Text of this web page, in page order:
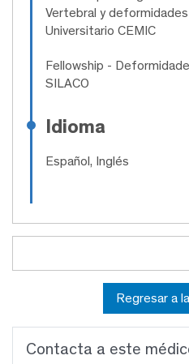
Vertebral y
Universitario CEMIC
Fellowship -
SILACO
Idioma
Español, Inglés
Regresar a
Contacta a este